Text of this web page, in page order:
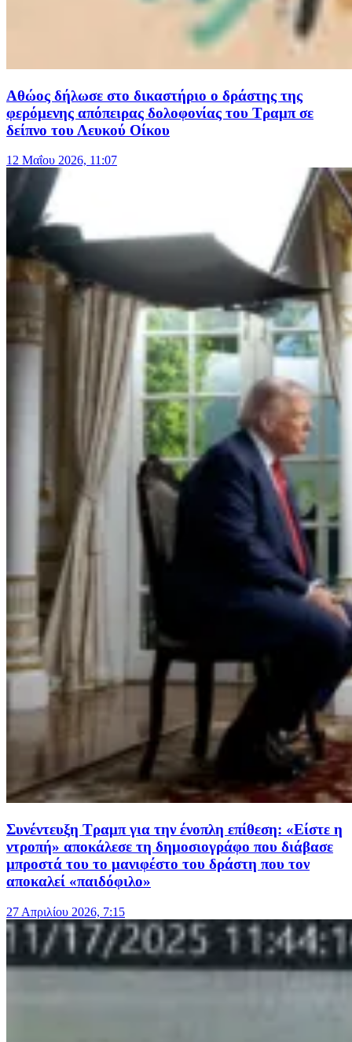
Αθώος δήλωσε στο δικαστήριο ο δράστης της
φερόμενης απόπειρας δολοφονίας του Τραμπ σε
δείπνο του Λευκού Οίκου
12 Μαΐου 2026, 11:07
Συνέντευξη Τραμπ για την ένοπλη επίθεση: «Είστε η
ντροπή» αποκάλεσε τη δημοσιογράφο που διάβασε
μπροστά του το μανιφέστο του δράστη που τον
αποκαλεί «παιδόφιλο»
27 Απριλίου 2026, 7:15